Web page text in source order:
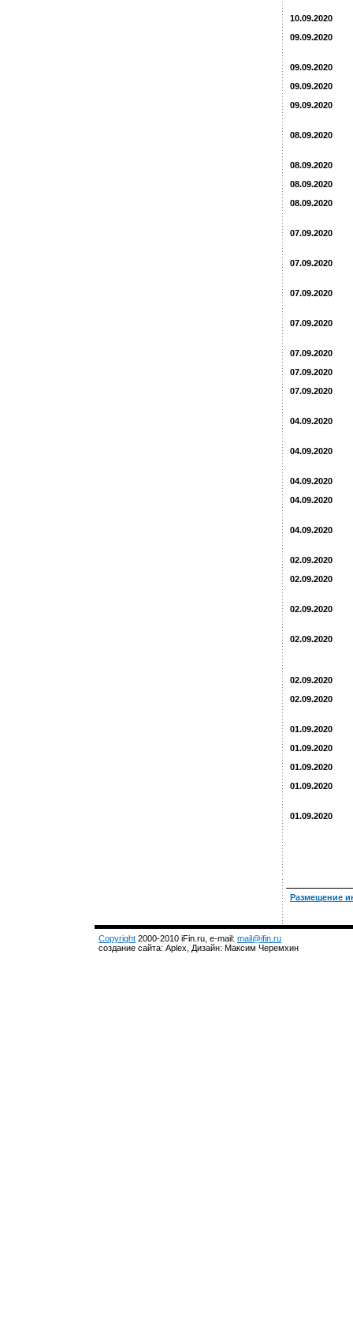
10.09.2020
09.09.2020
09.09.2020
09.09.2020
09.09.2020
08.09.2020
08.09.2020
08.09.2020
08.09.2020
07.09.2020
07.09.2020
07.09.2020
07.09.2020
07.09.2020
07.09.2020
07.09.2020
04.09.2020
04.09.2020
04.09.2020
04.09.2020
04.09.2020
02.09.2020
02.09.2020
02.09.2020
02.09.2020
02.09.2020
02.09.2020
01.09.2020
01.09.2020
01.09.2020
01.09.2020
01.09.2020
Размещение
Copyright 2000-2010 iFin.ru, e-mail: mail@ifin.ru
создание сайта: Aplex, Дизайн: Максим Черемхин